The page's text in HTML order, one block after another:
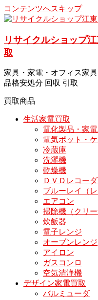
コンテンツへスキップ
リサイクルショップ
取
家具・家電・オフィス家
品格安処分 回収 引取
買取商品
生活家電買取
電化製品・家
電気ポット・
冷蔵庫
洗濯機
乾燥機
ＤＶＤレコー
ブルーレイ（レ
エアコン
掃除機（クリー
炊飯器
電子レンジ
オーブンレンジ
アイロン
ガスコンロ
空気清浄機
デザイン家電買取
バルミューダ